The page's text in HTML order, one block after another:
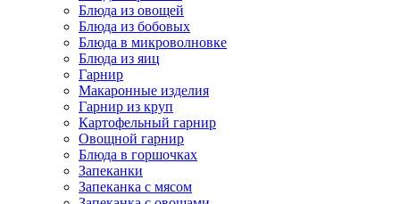
Блюда из овощей
Блюда из бобовых
Блюда в микроволновке
Блюда из яиц
Гарнир
Макаронные изделия
Гарнир из круп
Картофельный гарнир
Овощной гарнир
Блюда в горшочках
Запеканки
Запеканка с мясом